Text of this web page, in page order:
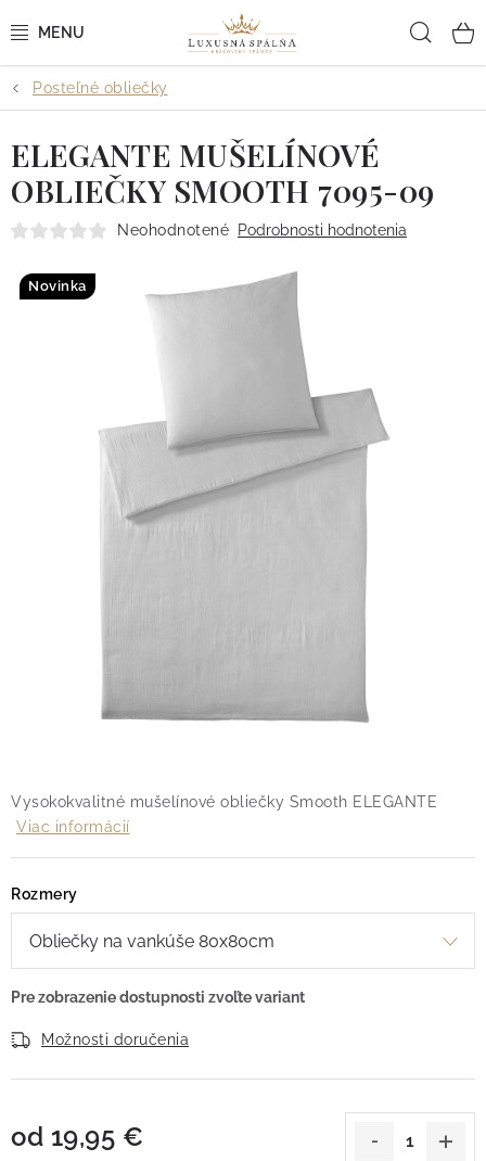
na
POSTEĽNÉ OBLIEČKY
POSTEĽNÉ PLACHTY
PREHOZY A PAPLÓNY
DIZAJNÉRI
Blog Doprava
Kontakt
Obchodné podmienky
Posteľné obliečky
Vysokokvalitné mušelínové obliečky Smooth ELEGANTE
Viac informácií
Rozmery
Možnosti doručenia
od 19,95 €
ELEGANTE MUŠELÍNOVÉ
OBLIEČKY SMOOTH 7095-09
Neohodnotené Podrobnosti hodnotenia
Novinka